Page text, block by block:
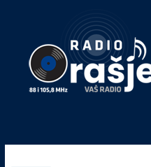
website!